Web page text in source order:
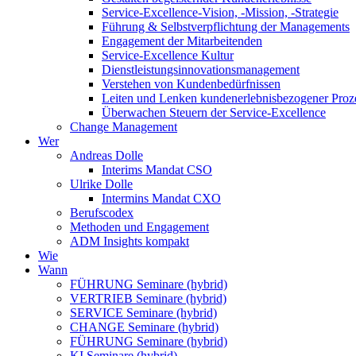
Service-Excellence-Vision, -Mission, -Strategie
Führung & Selbstverpflichtung der Managements
Engagement der Mitarbeitenden
Service-Excellence Kultur
Dienstleistungsinnovationsmanagement
Verstehen von Kundenbedürfnissen
Leiten und Lenken kundenerlebnisbezogener
Überwachen Steuern der Service-Excellence
Change Management
Wer
Andreas Dolle
Interims Mandat CSO
Ulrike Dolle
Intermins Mandat CXO
Berufscodex
Methoden und Engagement
ADM Insights kompakt
Wie
Wann
FÜHRUNG Seminare (hybrid)
VERTRIEB Seminare (hybrid)
SERVICE Seminare (hybrid)
CHANGE Seminare (hybrid)
FÜHRUNG Seminare (hybrid)